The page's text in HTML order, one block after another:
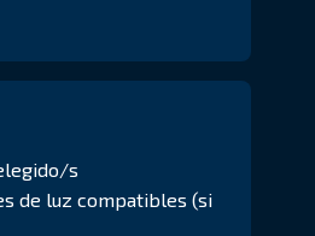
s
de luz compatibles (si